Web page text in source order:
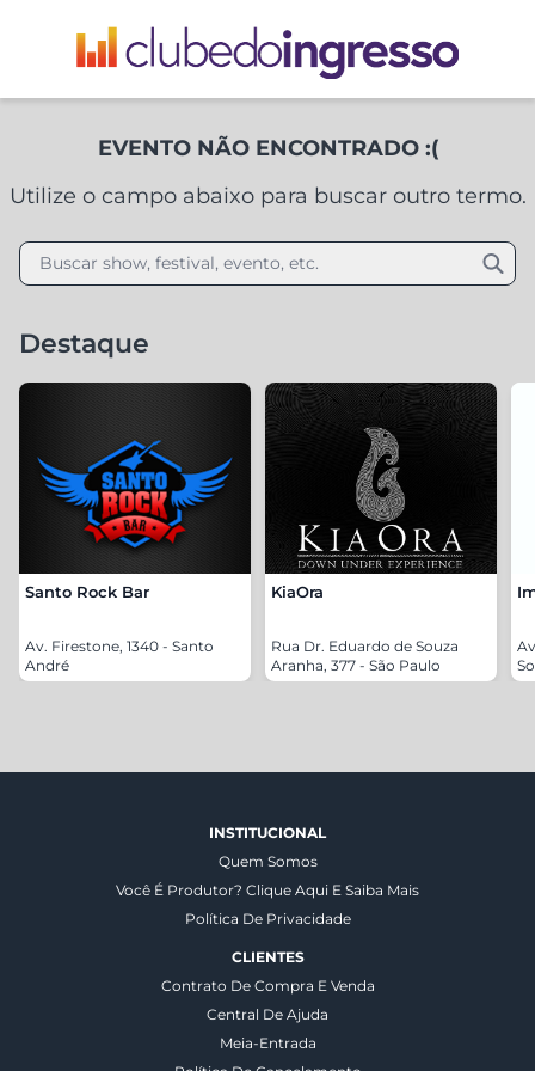
EVENTO NÃO ENCONTRADO :(
Utilize o campo abaixo para buscar outro termo.
Buscar show, festival, evento, etc.
Destaque
Santo Rock Bar
Av. Firestone, 1340 - Santo
André
KiaOra
Rua Dr. Eduardo de Souza
Aranha, 377 - São Paulo
INSTITUCIONAL
Quem Somos
Você É Produtor? Clique Aqui E Saiba Mais
Política De Privacidade
CLIENTES
Contrato De Compra E Venda
Central De Ajuda
Meia-Entrada